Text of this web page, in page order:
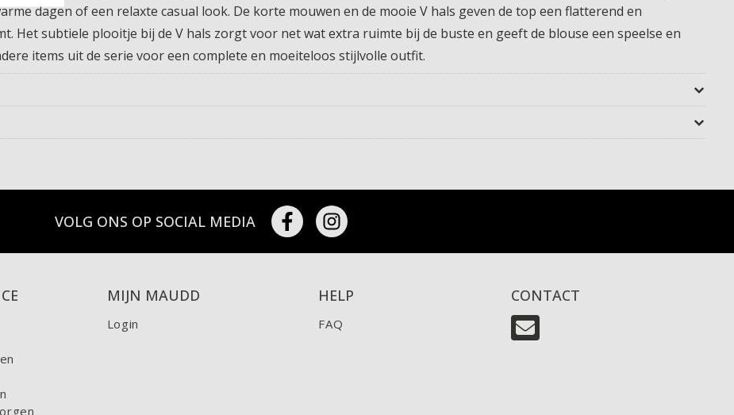
dagen of een relaxte casual look. De korte mouwen en de mooie V hals geven de top een flatterend en
Het subtiele plooitje bij de V hals zorgt voor net wat extra ruimte bij de buste en geeft de blouse een speelse en
items uit de serie voor een complete en moeiteloos stijlvolle outfit.
VOLG ONS OP SOCIAL MEDIA
MIJN MAUDD
Login
HELP
FAQ
CONTACT